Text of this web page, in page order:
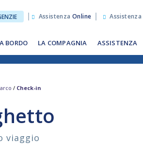
BORDO LA COMPAGNIA ASSISTENZA
Assistenza Online Assistenza
/ Check-in
viaggio